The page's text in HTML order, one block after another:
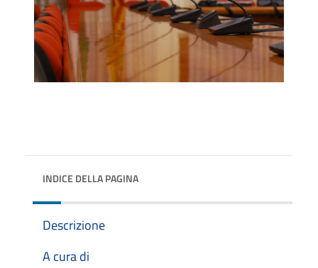
INDICE DELLA PAGINA
Descrizione
A cura di